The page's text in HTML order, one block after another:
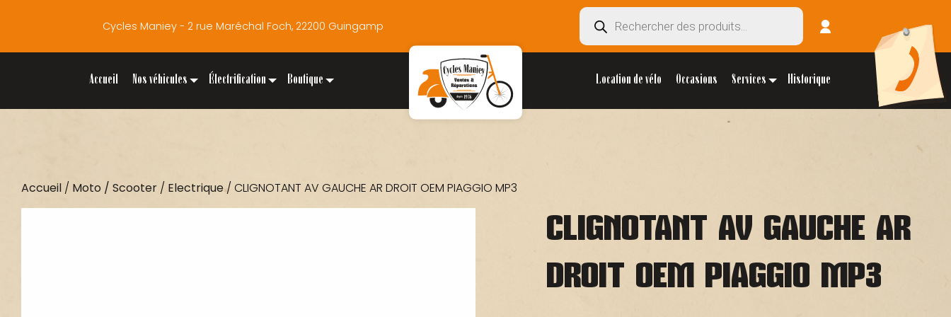
Cycles Maniey - 2 rue Maréchal Foch, 22200 Guingamp
Recherche
produits
Accueil Nos véhicules Électrification Boutique Location de vélo Occasions Services Historique
Accueil / Moto / Scooter / Electrique/ CLIGNOTANT AV GAUCHE AR DROIT OEM PIAGGIO MP3
CLIGNOTANT AV GAUCHE AR
DROIT OEM PIAGGIO MP3